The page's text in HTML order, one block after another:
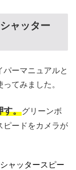
ャッター
ーマニュアルと
てみました。
す。グリーンボ
ピードをカメラが
ャッタースピー